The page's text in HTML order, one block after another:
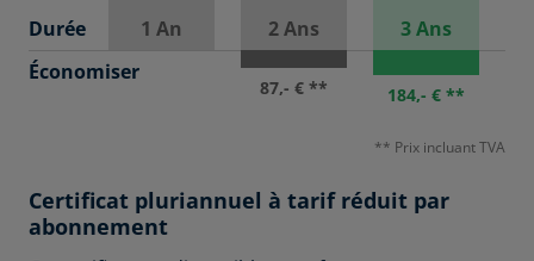
Durée
Économiser
1 An 2 Ans
87,- € **
3 Ans
184,- € **
** Prix incluant TVA
Certificat pluriannuel à tarif réduit par
abonnement